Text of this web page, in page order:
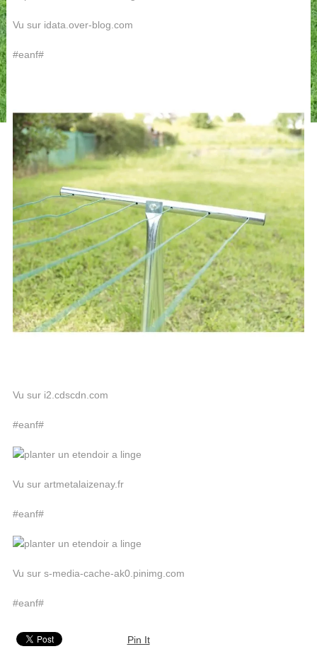
Vu sur idata.over-blog.com
#eanf#
Vu sur i2.cdscdn.com
#eanf#
Vu sur artmetalaizenay.fr
#eanf#
Vu sur s-media-cache-ak0.pinimg.com
#eanf#
Pin It